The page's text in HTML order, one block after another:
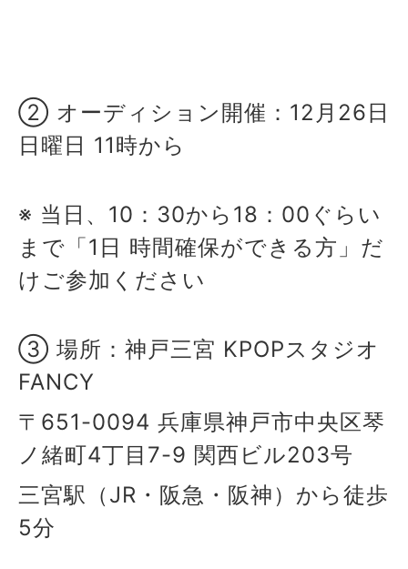
② オーディション開催：12月26日
日曜日 11時から
※ 当日、10：30から18：00ぐらい
まで「1日 時間確保ができる方」だ
けご参加ください
③ 場所：神戸三宮 KPOPスタジオ
FANCY
〒651-0094 兵庫県神戸市中央区琴
ノ緒町4丁目7-9 関西ビル203号
三宮駅（JR・阪急・阪神）から徒歩
5分